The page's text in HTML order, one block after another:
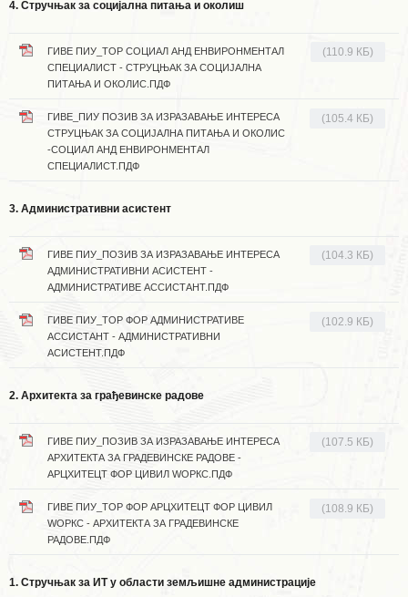
4. Стручњак за социјална питања и околиш
ГИВЕ ПИУ_ТОР СОЦИАЛ АНД ЕНВИРОНМЕНТАЛ
СПЕЦИАЛИСТ - СТРУЦЊАК ЗА СОЦИЈАЛНА
ПИТАЊА И ОКОЛИС.ПДФ
(110.9 КБ)
ГИВЕ_ПИУ ПОЗИВ ЗА ИЗРАЗАВАЊЕ ИНТЕРЕСА
СТРУЦЊАК ЗА СОЦИЈАЛНА ПИТАЊА И ОКОЛИС
-СОЦИАЛ АНД ЕНВИРОНМЕНТАЛ
СПЕЦИАЛИСТ.ПДФ
(105.4 КБ)
3. Административни асистент
ГИВЕ ПИУ_ПОЗИВ ЗА ИЗРАЗАВАЊЕ ИНТЕРЕСА
АДМИНИСТРАТИВНИ АСИСТЕНТ -
АДМИНИСТРАТИВЕ АССИСТАНТ.ПДФ
(104.3 КБ)
ГИВЕ ПИУ_ТОР ФОР АДМИНИСТРАТИВЕ
АССИСТАНТ - АДМИНИСТРАТИВНИ
АСИСТЕНТ.ПДФ
(102.9 КБ)
2. Архитекта за грађевинске радове
ГИВЕ ПИУ_ПОЗИВ ЗА ИЗРАЗАВАЊЕ ИНТЕРЕСА
АРХИТЕКТА ЗА ГРАДЕВИНСКЕ РАДОВЕ -
АРЦХИТЕЦТ ФОР ЦИВИЛ WОРКС.ПДФ
(107.5 КБ)
ГИВЕ ПИУ_ТОР ФОР АРЦХИТЕЦТ ФОР ЦИВИЛ
WОРКС - АРХИТЕКТА ЗА ГРАДЕВИНСКЕ
РАДОВЕ.ПДФ
(108.9 КБ)
1. Стручњак за ИТ у области земљишне администрације